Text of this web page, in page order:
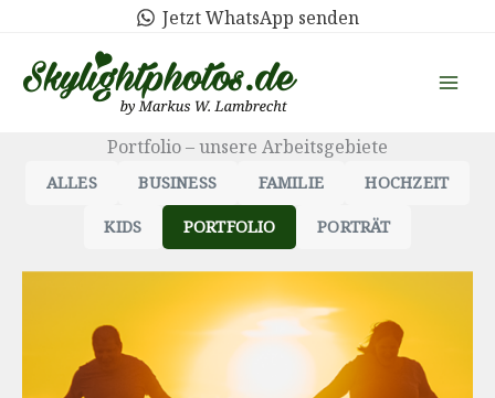
springen
Jetzt WhatsApp senden
Portfolio – unsere Arbeitsgebiete
ALLES BUSINESS FAMILIE HOCHZEIT
KIDS PORTFOLIO PORTRÄT